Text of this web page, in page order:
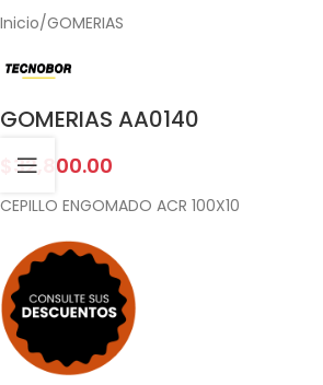
Inicio/GOMERIAS
GOMERIAS AA0140
32,800.00
CEPILLO ENGOMADO ACR 100X10